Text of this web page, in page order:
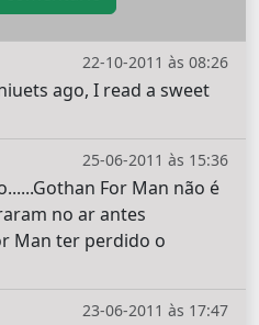
22-10-2011 às 08:26
ago, I read a sweet
25-06-2011 às 15:36
For Man não é
no ar antes
Man ter perdido o
23-06-2011 às 17:47